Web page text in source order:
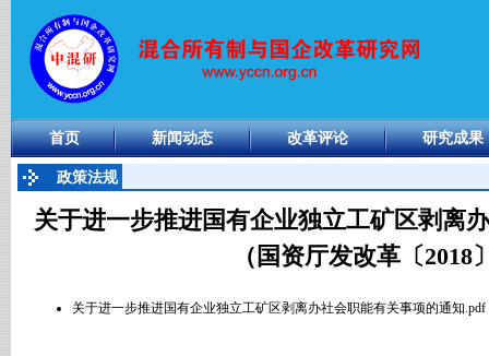
首页 新闻动态 改革评论 研究成果
政策法规
关于进一步推进国有企业独立工矿区剥离
（国资厅发改革〔2018
关于进一步推进国有企业独立工矿区剥离办社会职能有关事项的通知.pdf